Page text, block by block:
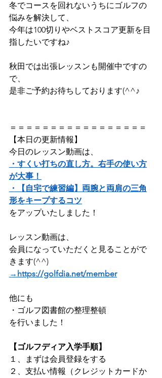
冬でコースを回れないうちにゴルフの
悩みを解決して、
今年は100切りやベストスコア更新を目
指したいですね♪
秋田では出張レッスンも開催中ですの
で、
是非ご予約お待ちしております(^^♪
＝＝＝＝＝＝＝＝＝＝＝＝＝＝＝＝＝
【本日の更新情報】
今日のレッスン動画は、
・すくい打ちの直し方。右手の使い方
が大事！
・【自宅で練習編】両腕と両肩の三角
形をキープするコツ
をアップいたしました！
レッスン動画は、
会員になっていただくと見ることがで
きます(^^)
→https://golfdia.net/member
他にも
・ゴルフ図書館の整理整頓
を行いました！
【ゴルフディア入学手順】
１、まずは会員登録をする ​
２、支払い情報（クレジットカードか